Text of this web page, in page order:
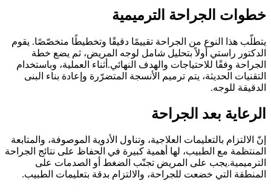
الجراحة الترميمية
هذا النوع من الجراحة تقييمًا دقيقًا وتخطيطًا متخصّصًا. يقوم
راستي أولاً بتحليل شامل لوجه المريض، ثم يضع خطة
وفقًا للاحتياجات والهدف النهائي.أثناء العملية، وباستخدام
الحديثة، يتم ترميم الأنسجة المتضرّرة وإعادة بناء البنى
للوجه.
بعد الجراحة
بالتعليمات العلاجية، وتناول الأدوية الموصوفة، والمتابعة
مع الطبيب، لها أهمية كبيرة في الحفاظ على نتائج الجراحة
على المريض تجنّب الضغط أو الصدمات على
التي خضعت للجراحة، والالتزام بدقة بتعليمات الطبيب.